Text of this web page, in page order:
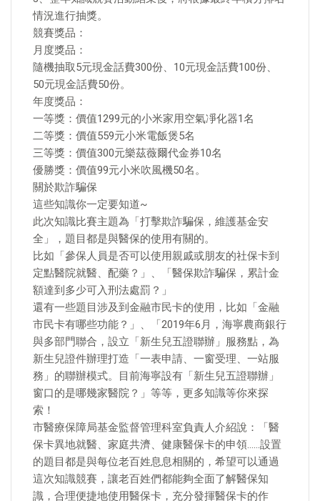
情況進行抽獎。
競賽獎品：
月度獎品：
隨機抽取5元現金話費300份、10元現金話費100份、
50元現金話費50份。
年度獎品：
一等獎：價值1299元的小米家用空氣凈化器1名
二等獎：價值559元小米電飯煲5名
三等獎：價值300元樂茲薇爾代金券10名
優勝獎：價值99元小米吹風機50名。
關於欺詐騙保
這些知識你一定要知道~
此次知識比賽主題為「打擊欺詐騙保，維護基金安
全」，題目都是與醫保的使用有關的。
比如「參保人員是否可以使用親戚或朋友的社保卡到
定點醫院就醫、配藥？」、「醫保欺詐騙保，累計金
額達到多少可入刑法處罰？」
還有一些題目涉及到金融市民卡的使用，比如「金融
市民卡有哪些功能？」、「2019年6月，海寧農商銀行
與多部門聯合，設立「新生兒五證聯辦」服務點，為
新生兒證件辦理打造「一表申請、一窗受理、一站服
務」的聯辦模式。目前海寧設有「新生兒五證聯辦」
窗口的是哪幾家醫院？」等等，更多知識等你來探
索！
市醫療保障局基金監督管理科室負責人介紹說：「醫
保卡異地就醫、家庭共濟、健康醫保卡的申領……設置
的題目都是與每位老百姓息息相關的，希望可以通過
這次知識競賽，讓老百姓們都能夠全面了解醫保知
識，合理便捷地使用醫保卡，充分發揮醫保卡的作